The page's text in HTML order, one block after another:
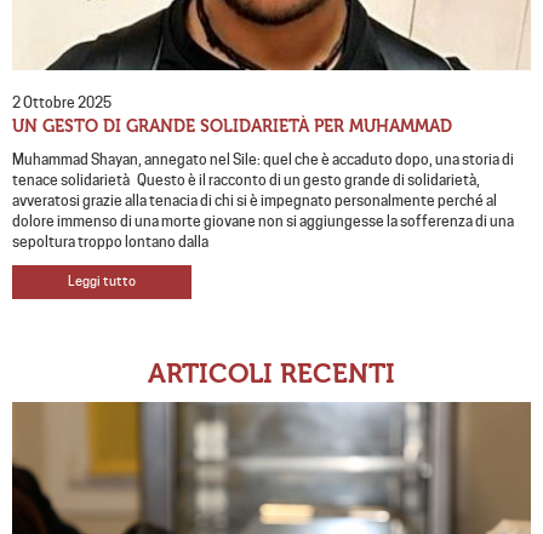
2 Ottobre 2025
UN GESTO DI GRANDE SOLIDARIETÀ PER MUHAMMAD
Muhammad Shayan, annegato nel Sile: quel che è accaduto dopo, una storia di
tenace solidarietà Questo è il racconto di un gesto grande di solidarietà,
avveratosi grazie alla tenacia di chi si è impegnato personalmente perché al
dolore immenso di una morte giovane non si aggiungesse la sofferenza di una
sepoltura troppo lontano dalla
Leggi tutto
ARTICOLI RECENTI